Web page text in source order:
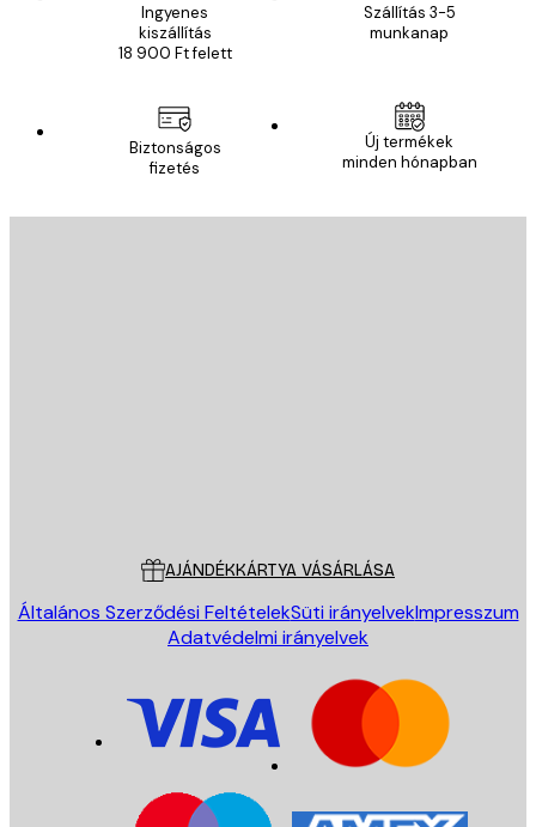
Ingyenes
kiszállítás
18 900 Ft felett
Szállítás 3-5
munkanap
Biztonságos
fizetés
Új termékek
minden hónapban
AJÁNDÉKKÁRTYA VÁSÁRLÁSA
Általános Szerződési FeltételekSüti irányelvekImpresszum
Adatvédelmi irányelvek